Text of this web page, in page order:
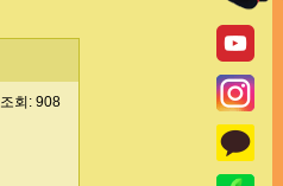
조회: 908